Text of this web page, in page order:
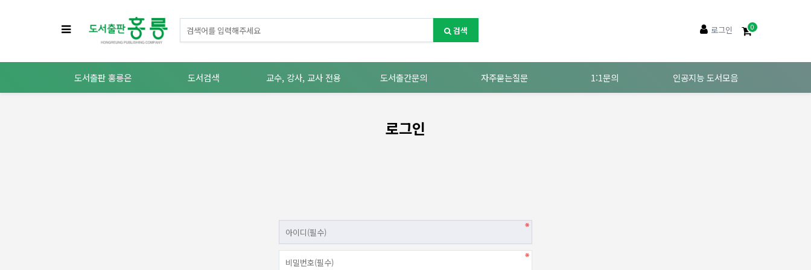
검색 로그인 0
도서출판 홍릉은 도서검색 교수, 강사, 교사 전용 도서출간문의 자주묻는질문 1:1문의 인공지능 도서모음
로그인